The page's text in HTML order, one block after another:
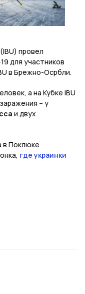
провел
для участников
в Брежно-Осрбли.
а на Кубке IBU
– у
и двух
в Поклюке
где украинки